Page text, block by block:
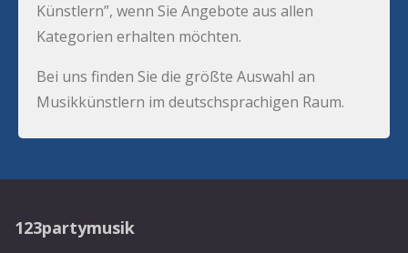
Künstlern”, wenn Sie Angebote aus allen
Kategorien erhalten möchten.
Bei uns finden Sie die größte Auswahl an
Musikkünstlern im deutschsprachigen Raum.
123partymusik